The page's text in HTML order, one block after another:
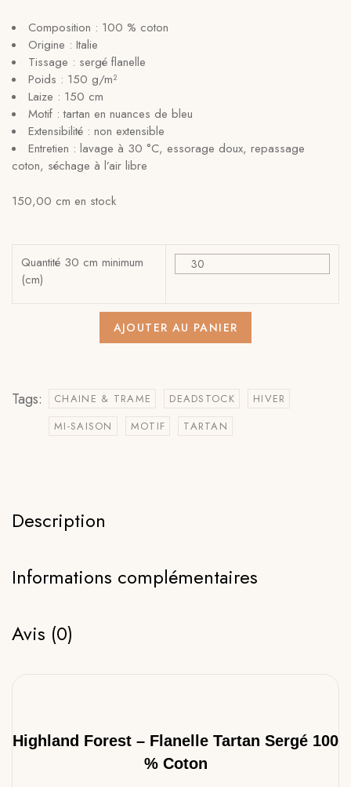
Composition : 100 % coton
Origine : Italie
Tissage : sergé flanelle
Poids : 150 g/m²
Laize : 150 cm
Motif : tartan en nuances de bleu
Extensibilité : non extensible
Entretien : lavage à 30 °C, essorage doux, repassage
coton, séchage à l’air libre
150,00 cm en stock
Quantité 30 cm minimum
(cm)
AJOUTER AU PANIER
Tags: CHAINE & TRAME DEADSTOCK
HIVER
MI-SAISON
MOTIF TARTAN
Description
Informations complémentaires
Avis (0)
Highland Forest – Flanelle Tartan Sergé 100
% Coton